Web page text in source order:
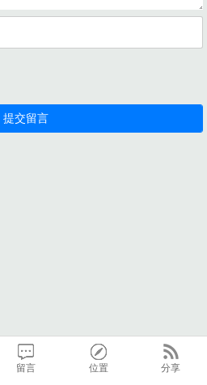
留言 位置 分享